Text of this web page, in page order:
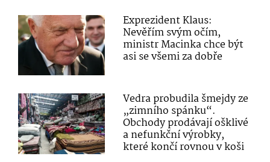
Exprezident Klaus:
Nevěřím svým očím,
ministr Macinka chce být
asi se všemi za dobře
Vedra probudila šmejdy ze
„zimního spánku“.
Obchody prodávají ošklivé
a nefunkční výrobky,
které končí rovnou v koši